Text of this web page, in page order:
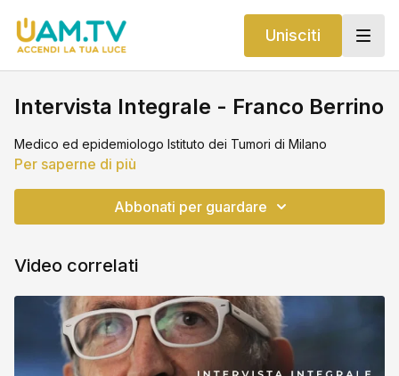
Unisciti
Intervista Integrale - Franco Berrino
Medico ed epidemiologo Istituto dei Tumori di Milano
Per saperne di più
Abbonati per guardare
Video correlati